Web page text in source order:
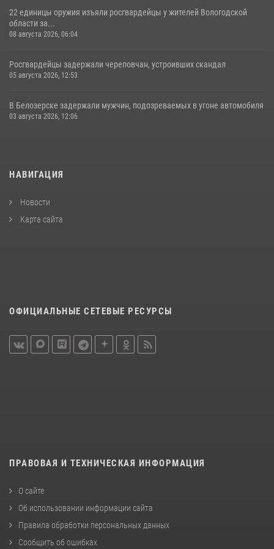
22 единицы оружия изъяли росгвардейцы у жителей Вологодской
области за...
08 августа 2026, 06:04
Росгвардейцы задержали череповчан, устроивших скандал
05 августа 2026, 12:53
В Белозерске задержали мужчин, подозреваемых в угоне автомобиля
03 августа 2026, 12:06
НАВИГАЦИЯ
Новости
Карта сайта
ОФИЦИАЛЬНЫЕ СЕТЕВЫЕ РЕСУРСЫ
ПРАВОВАЯ И ТЕХНИЧЕСКАЯ ИНФОРМАЦИЯ
О сайте
Об использовании информации сайта
Правила обработки персональных данных
Сообщить об ошибках